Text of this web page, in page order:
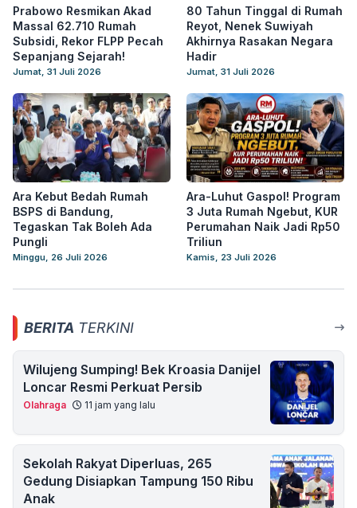
Prabowo Resmikan Akad
Massal 62.710 Rumah
Subsidi, Rekor FLPP Pecah
Sepanjang Sejarah!
Jumat, 31 Juli 2026
80 Tahun Tinggal di Rumah
Reyot, Nenek Suwiyah
Akhirnya Rasakan Negara
Hadir
Jumat, 31 Juli 2026
Ara Kebut Bedah Rumah
BSPS di Bandung,
Tegaskan Tak Boleh Ada
Pungli
Minggu, 26 Juli 2026
Ara-Luhut Gaspol! Program
3 Juta Rumah Ngebut, KUR
Perumahan Naik Jadi Rp50
Triliun
Kamis, 23 Juli 2026
BERITA TERKINI
Wilujeng Sumping! Bek Kroasia Danijel
Loncar Resmi Perkuat Persib
Olahraga 11 jam yang lalu
Sekolah Rakyat Diperluas, 265
Gedung Disiapkan Tampung 150 Ribu
Anak